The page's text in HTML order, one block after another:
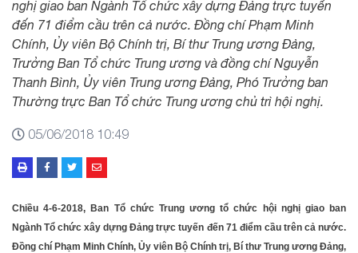
nghị giao ban Ngành Tổ chức xây dựng Đảng trực tuyến
đến 71 điểm cầu trên cả nước. Đồng chí Phạm Minh
Chính, Ủy viên Bộ Chính trị, Bí thư Trung ương Đảng,
Trưởng Ban Tổ chức Trung ương và đồng chí Nguyễn
Thanh Bình, Ủy viên Trung ương Đảng, Phó Trưởng ban
Thường trực Ban Tổ chức Trung ương chủ trì hội nghị.
05/06/2018 10:49
Chiều 4-6-2018, Ban Tổ chức Trung ương tổ chức hội nghị giao ban
Ngành Tổ chức xây dựng Đảng trực tuyến đến 71 điểm cầu trên cả nước.
Đồng chí Phạm Minh Chính, Ủy viên Bộ Chính trị, Bí thư Trung ương Đảng,